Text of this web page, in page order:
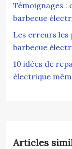
Témoignages :
barbecue
Les erreurs les
barbecue
10 idées de
électrique
Articles